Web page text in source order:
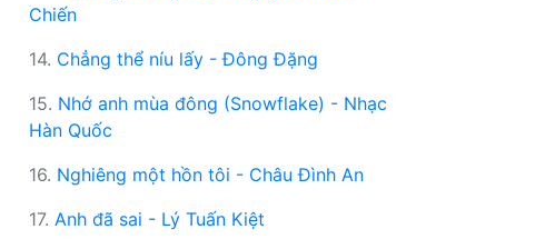
Chiến
14. Chẳng thể níu lấy - Đông Đặng
15. Nhớ anh mùa đông (Snowflake) - Nhạc
Hàn Quốc
16. Nghiêng một hồn tôi - Châu Đình An
17. Anh đã sai - Lý Tuấn Kiệt